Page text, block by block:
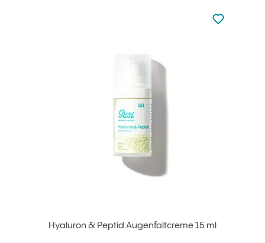
Hyaluron & Peptid Augenfaltcreme 15 ml
zu den
zu Ihren